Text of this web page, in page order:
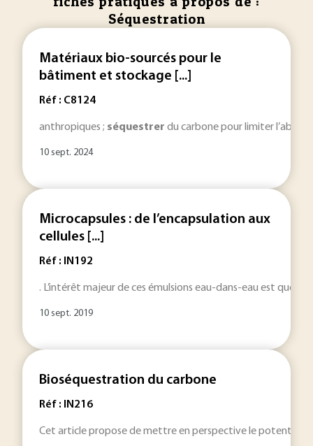
Séquestration
Matériaux bio-sourcés pour le
bâtiment et stockage [...]
Réf : C8124
anthropiques ; séquestrer du carbone pour limiter
10 sept. 2024
Microcapsules : de l’encapsulation aux
cellules [...]
Réf : IN192
. L’intérêt majeur de ces émulsions eau-dans-eau est que
10 sept. 2019
Bioséquestration du carbone
Réf : IN216
Cet article propose de mettre en perspective le potentiel